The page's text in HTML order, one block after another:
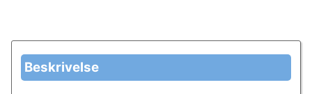
Beskrivelse